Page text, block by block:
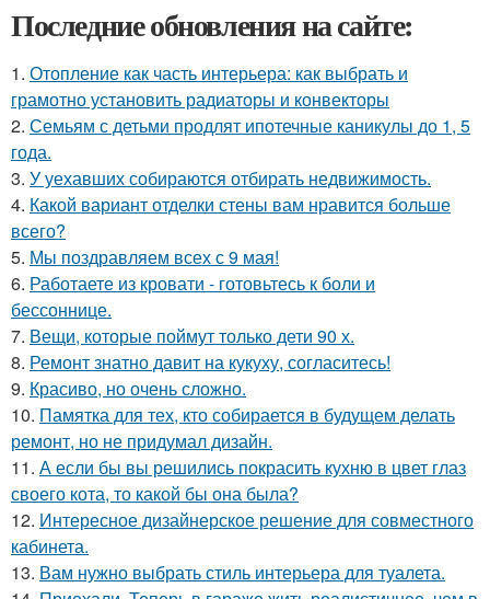
Последние обновления на сайте:
1. Отопление как часть интерьера: как выбрать и
грамотно установить радиаторы и конвекторы
2. Семьям с детьми продлят ипотечные каникулы до 1, 5
года.
3. У уехавших собираются отбирать недвижимость.
4. Какой вариант отделки стены вам нравится больше
всего?
5. Мы поздравляем всех с 9 мая!
6. Работаете из кровати - готовьтесь к боли и
бессоннице.
7. Вещи, которые поймут только дети 90 х.
8. Ремонт знатно давит на кукуху, согласитесь!
9. Красиво, но очень сложно.
10. Памятка для тех, кто собирается в будущем делать
ремонт, но не придумал дизайн.
11. А если бы вы решились покрасить кухню в цвет глаз
своего кота, то какой бы она была?
12. Интересное дизайнерское решение для совместного
кабинета.
13. Вам нужно выбрать стиль интерьера для туалета.